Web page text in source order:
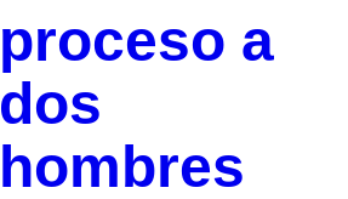
proceso a
dos
hombres